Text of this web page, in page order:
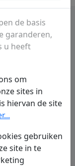
van
informatie,
één
de basis
garanderen,
u heeft
om
sites in
hiervan de site
gebruiken
site in te